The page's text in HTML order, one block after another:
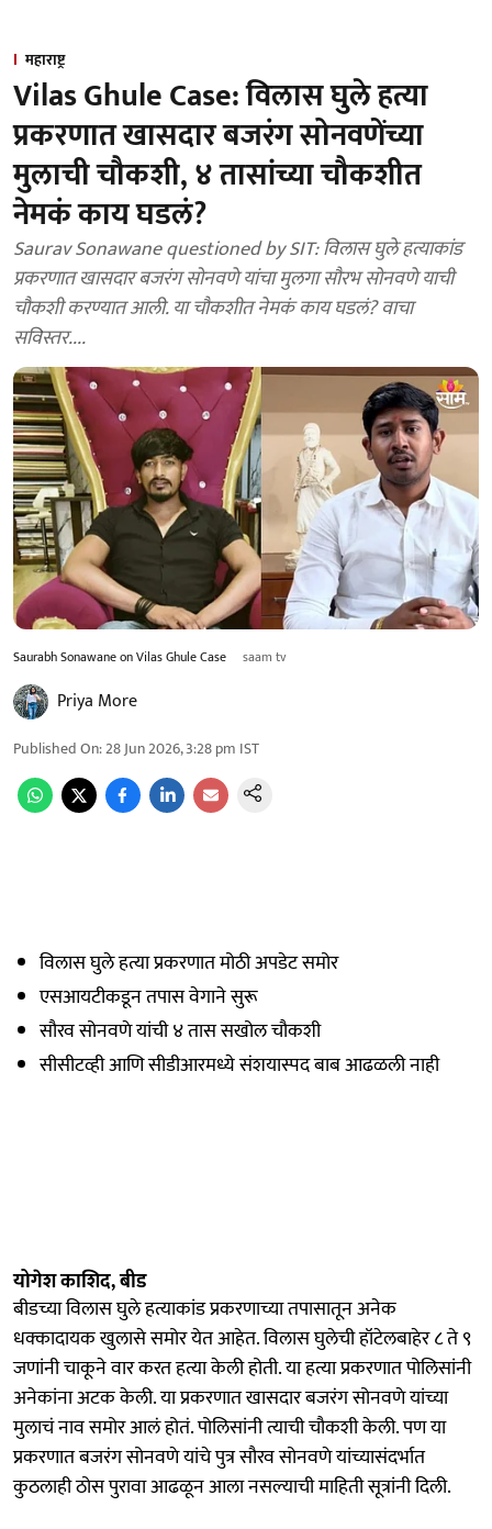
महाराष्ट्र
Vilas Ghule Case: विलास घुले हत्या
प्रकरणात खासदार बजरंग सोनवणेंच्या
मुलाची चौकशी, ४ तासांच्या चौकशीत
नेमकं काय घडलं?
Saurav Sonawane questioned by SIT: विलास घुले हत्याकांड
प्रकरणात खासदार बजरंग सोनवणे यांचा मुलगा सौरभ सोनवणे याची
चौकशी करण्यात आली. या चौकशीत नेमकं काय घडलं? वाचा
सविस्तर....
Saurabh Sonawane on Vilas Ghule Case saam tv
Priya More
Published On:28 Jun 2026, 3:28 pm IST
विलास घुले हत्या प्रकरणात मोठी अपडेट समोर
एसआयटीकडून तपास वेगाने सुरू
सौरव सोनवणे यांची ४ तास सखोल चौकशी
सीसीटव्ही आणि सीडीआरमध्ये संशयास्पद बाब आढळली नाही
योगेश काशिद, बीड
बीडच्या विलास घुले हत्याकांड प्रकरणाच्या तपासातून अनेक
धक्कादायक खुलासे समोर येत आहेत. विलास घुलेची हॉटेलबाहेर ८ ते ९
जणांनी चाकूने वार करत हत्या केली होती. या हत्या प्रकरणात पोलिसांनी
अनेकांना अटक केली. या प्रकरणात खासदार बजरंग सोनवणे यांच्या
मुलाचं नाव समोर आलं होतं. पोलिसांनी त्याची चौकशी केली. पण या
प्रकरणात बजरंग सोनवणे यांचे पुत्र सौरव सोनवणे यांच्यासंदर्भात
कुठलाही ठोस पुरावा आढळून आला नसल्याची माहिती सूत्रांनी दिली.